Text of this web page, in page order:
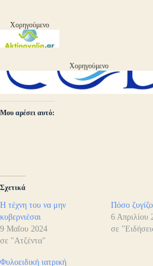
Χορηγούμενο
Χορηγούμενο
Μου αρέσει αυτό:
Σχετικά
Η τέχνη του να μην
κυβερνιέσαι
9 Μαΐου 2024
σε "Ατζέντα"
Πόσο
6 Απριλίου
σε
Φυλοειδική ιατρική